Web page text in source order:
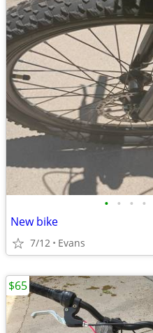
• • • •
New bike
7/12 Evans
$65